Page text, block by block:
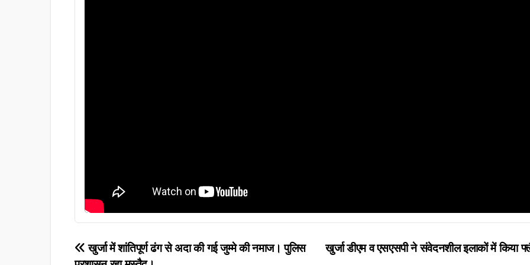
Post खुर्जा डीएम व एसएसपी ने संवेदनशील इलाकों में किया
खुर्जा में शांतिपूर्ण ढंग से अदा की गई जुम्मे की नमाज। पुलिस